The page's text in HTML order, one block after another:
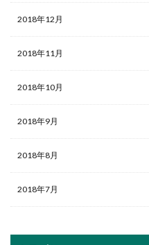
2018年12月
2018年11月
2018年10月
2018年9月
2018年8月
2018年7月